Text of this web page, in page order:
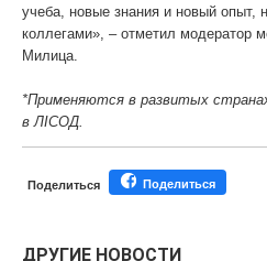
учеба, новые знания и новый опыт,
коллегами», – отметил модератор
Милица.
*Применяются в развитых
в ЛIСОД.
Поделиться Поделиться
ДРУГИЕ НОВОСТИ